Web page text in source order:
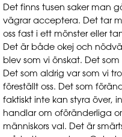
Det finns tusen saker man
vägrar acceptera. Det tar
oss fast i ett mönster eller
Det är både okej och
blev som vi önskat. Det
Det som aldrig var som vi
föreställt oss. Det som
faktiskt inte kan styra över,
handlar om oföränderliga
människors val. Det är